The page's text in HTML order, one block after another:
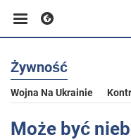
Biznes
Sport
Żywność
Wojna Na Ukrainie
Może być